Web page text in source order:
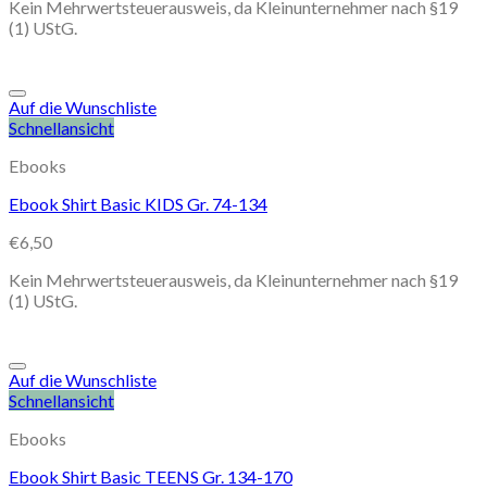
Kein Mehrwertsteuerausweis, da Kleinunternehmer nach §19
(1) UStG.
Auf die Wunschliste
Schnellansicht
Ebooks
Ebook Shirt Basic KIDS Gr. 74-134
€6,50
Kein Mehrwertsteuerausweis, da Kleinunternehmer nach §19
(1) UStG.
Auf die Wunschliste
Schnellansicht
Ebooks
Ebook Shirt Basic TEENS Gr. 134-170